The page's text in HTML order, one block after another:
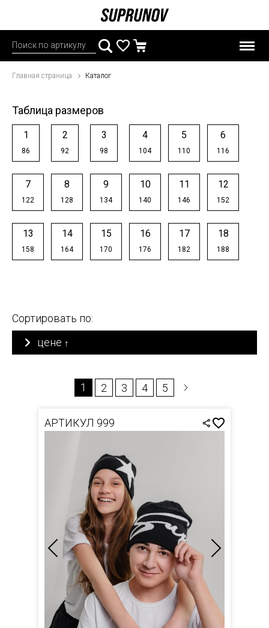
Главная страница Каталог
Таблица размеров
1
86
2
92
3
98
4
104
5
110
6
116
7
122
8
128
9
134
10
140
11
146
12
152
13
158
14
164
15
170
16
176
17
182
18
188
Сортировать по:
цене ↑
1 2 3 4 5
АРТИКУЛ 999